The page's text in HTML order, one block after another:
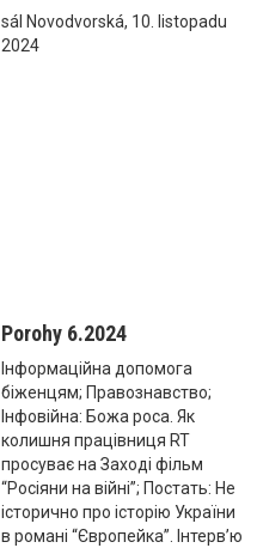
sál Novodvorská, 10. listopadu
2024
Porohy 6.2024
Інформаційна допомога
біженцям; Правознавство;
Інфовійна: Божа роса. Як
колишня працівниця RT
просуває на Заході фільм
“Росіяни на війні”; Постать: Не
історично про історію України
в романі “Європейка”. Інтерв’ю